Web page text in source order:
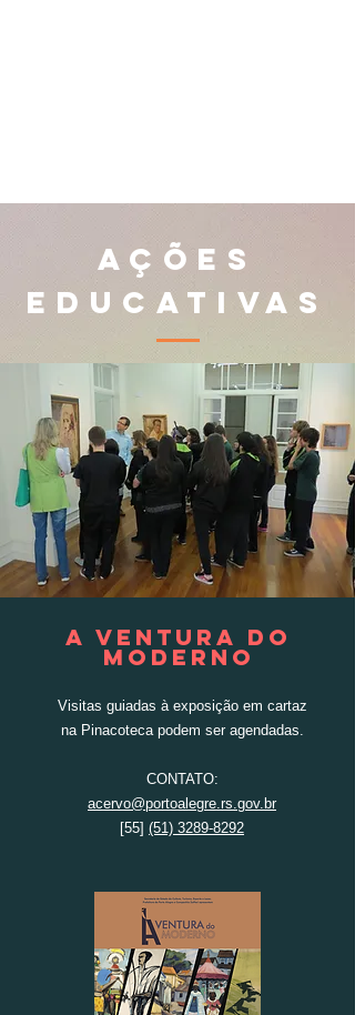
AÇÕES
EDUCATIVAS
A VENTURA DO
MODERNO
Visitas guiadas à exposição em cartaz
na Pinacoteca podem ser agendadas.
CONTATO:
acervo@portoalegre.rs.gov.br
[55] (51) 3289-8292